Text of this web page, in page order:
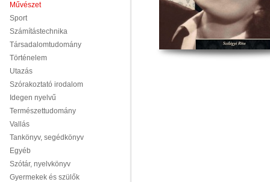
Művészet
Sport
Számítástechnika
Társadalomtudomány
Történelem
Utazás
Szórakoztató irodalom
Idegen nyelvű
Természettudomány
Vallás
Tankönyv, segédkönyv
Egyéb
Szótár, nyelvkönyv
Gyermekek és szülők